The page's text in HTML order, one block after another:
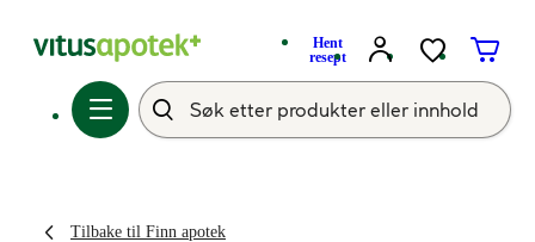
Hent
resept
Tilbake til Finn apotek